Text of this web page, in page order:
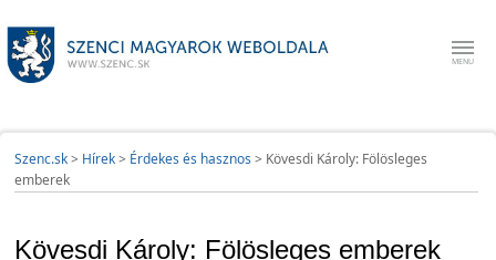
Szenc.sk> Hírek> Érdekes és hasznos > Kövesdi Károly: Fölösleges
emberek
Kövesdi Károly: Fölösleges emberek